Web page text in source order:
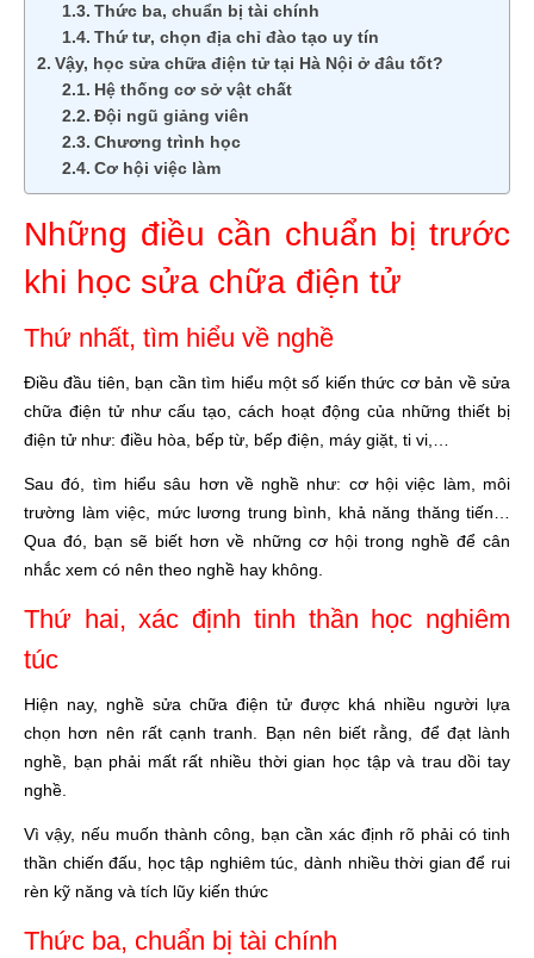
Thức ba, chuẩn bị tài chính
Thứ tư, chọn địa chỉ đào tạo uy tín
Vậy, học sửa chữa điện tử tại Hà Nội ở đâu tốt?
Hệ thống cơ sở vật chất
Đội ngũ giảng viên
Chương trình học
Cơ hội việc làm
Những điều cần chuẩn bị trước
khi học sửa chữa điện tử
Thứ nhất, tìm hiểu về nghề
Điều đầu tiên, bạn cần tìm hiểu một số kiến thức cơ bản về sửa
chữa điện tử như cấu tạo, cách hoạt động của những thiết bị
điện tử như: điều hòa, bếp từ, bếp điện, máy giặt, ti vi,…
Sau đó, tìm hiểu sâu hơn về nghề như: cơ hội việc làm, môi
trường làm việc, mức lương trung bình, khả năng thăng tiến…
Qua đó, bạn sẽ biết hơn về những cơ hội trong nghề để cân
nhắc xem có nên theo nghề hay không.
Thứ hai, xác định tinh thần học nghiêm
túc
Hiện nay, nghề sửa chữa điện tử được khá nhiều người lựa
chọn hơn nên rất cạnh tranh. Bạn nên biết rằng, để đạt lành
nghề, bạn phải mất rất nhiều thời gian học tập và trau dồi tay
nghề.
Vì vậy, nếu muốn thành công, bạn cần xác định rõ phải có tinh
thần chiến đấu, học tập nghiêm túc, dành nhiều thời gian để rui
rèn kỹ năng và tích lũy kiến thức
Thức ba, chuẩn bị tài chính